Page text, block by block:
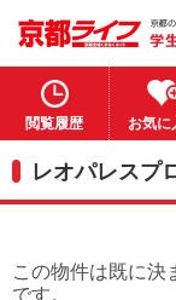
閲覧履歴 お気に
レオパレスプ
この物件は既に決
です。